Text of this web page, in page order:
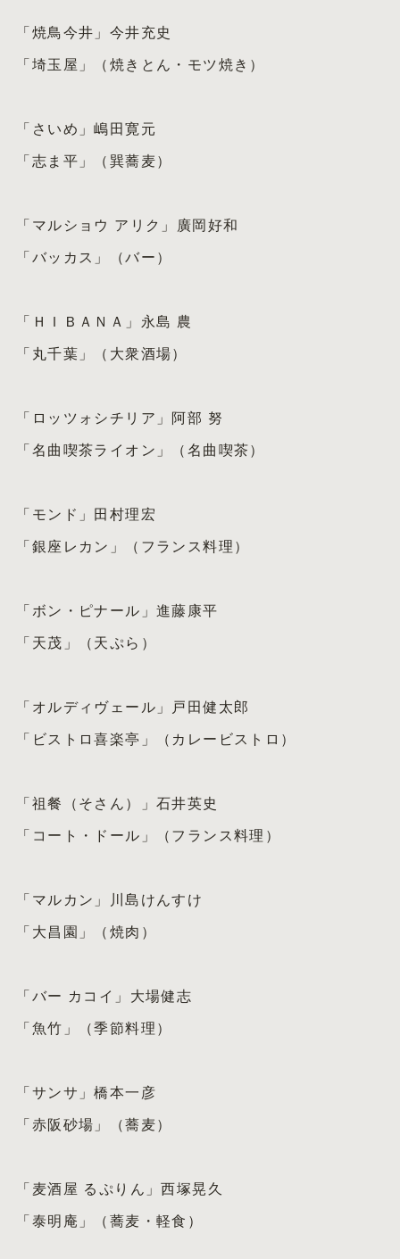
「焼鳥今井」今井充史
「埼玉屋」（焼きとん・モツ焼き）
「さいめ」嶋田寛元
「志ま平」（巽蕎麦）
「マルショウ アリク」廣岡好和
「バッカス」（バー）
「ＨＩＢＡＮＡ」永島 農
「丸千葉」（大衆酒場）
「ロッツォシチリア」阿部 努
「名曲喫茶ライオン」（名曲喫茶）
「モンド」田村理宏
「銀座レカン」（フランス料理）
「ボン・ピナール」進藤康平
「天茂」（天ぷら）
「オルディヴェール」戸田健太郎
「ビストロ喜楽亭」（カレービストロ）
「祖餐（そさん）」石井英史
「コート・ドール」（フランス料理）
「マルカン」川島けんすけ
「大昌園」（焼肉）
「バー カコイ」大場健志
「魚竹」（季節料理）
「サンサ」橋本一彦
「赤阪砂場」（蕎麦）
「麦酒屋 るぷりん」西塚晃久
「泰明庵」（蕎麦・軽食）